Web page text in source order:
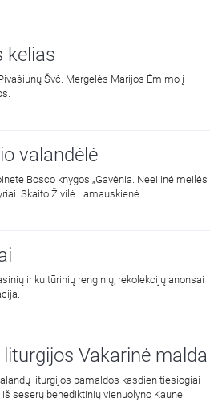
2014 m.
kelias
Švč. Mergelės Marijos Ėmimo į
valandėlė
Bosco knygos „Gavėnia. Neeilinė meilės
Skaito Živilė Lamauskienė.
ir kultūrinių renginių, rekolekcijų anonsai
Vakarinė malda
liturgijos pamaldos kasdien tiesiogiai
seserų benediktinių vienuolyno Kaune.